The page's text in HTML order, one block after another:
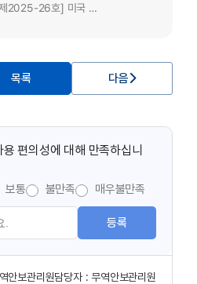
[해외 연구동향 Report 제2025-26호] 미국 반도체 칩 보안법 논의 동향.pdf
목록 다음
편의성에 대해 만족하십니
보통 불만족 매우불만족
등록
안보관리원담당자 : 무역안보관리원